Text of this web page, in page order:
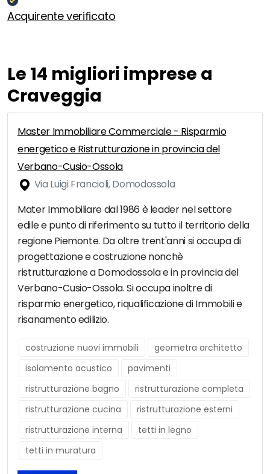
Acquirente verificato
Le 14 migliori imprese a
Craveggia
Master Immobiliare Commerciale - Risparmio
energetico e Ristrutturazione in provincia del
Verbano-Cusio-Ossola
Via Luigi Francioli, Domodossola
Mater Immobiliare dal 1986 è leader nel settore
edile e punto di riferimento su tutto il territorio della
regione Piemonte. Da oltre trent'anni si occupa di
progettazione e costruzione nonchè
ristrutturazione a Domodossola e in provincia del
Verbano-Cusio-Ossola. Si occupa inoltre di
risparmio energetico, riqualificazione di Immobili e
risanamento edilizio.
costruzione nuovi immobili
geometra architetto
isolamento acustico
pavimenti
ristrutturazione bagno
ristrutturazione completa
ristrutturazione cucina
ristrutturazione esterni
ristrutturazione interna
tetti in legno
tetti in muratura